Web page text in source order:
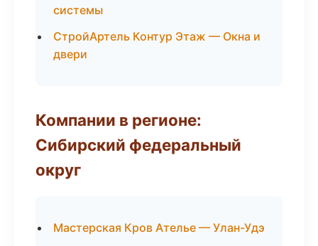
системы
СтройАртель Контур Этаж — Окна и
двери
Компании в регионе:
Сибирский федеральный
округ
Мастерская Кров Ателье — Улан-Удэ